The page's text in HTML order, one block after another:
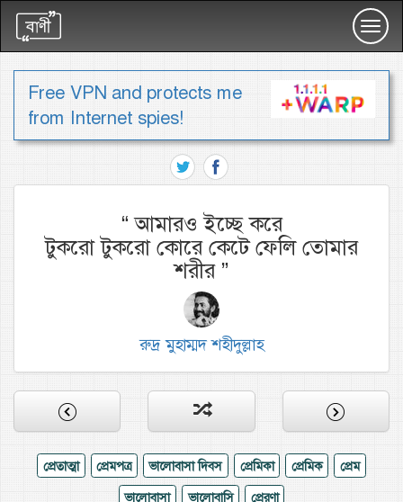
Free VPN and protects me
from Internet spies!
“আমারও ইচ্ছে করে
টুকরো টুকরো কোরে কেটে ফেলি তোমার
শরীর”
রুদ্র মুহাম্মদ শহীদুল্লাহ
প্রেতাত্মা প্রেমপত্র ভালোবাসা দিবস প্রেমিকা প্রেমিক
প্রেম
ভালোবাসা
ভালোবাসি প্রেরণা